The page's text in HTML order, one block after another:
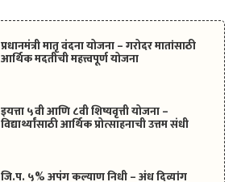
प्रधानमंत्री मातृ वंदना योजना – गरोदर मातांसाठी
आर्थिक मदतीची महत्त्वपूर्ण योजना
इयत्ता ५वी आणि ८वी शिष्यवृत्ती योजना –
विद्यार्थ्यांसाठी आर्थिक प्रोत्साहनाची उत्तम संधी
जि.प. ५% अपंग कल्याण निधी – अंध दिव्यांग